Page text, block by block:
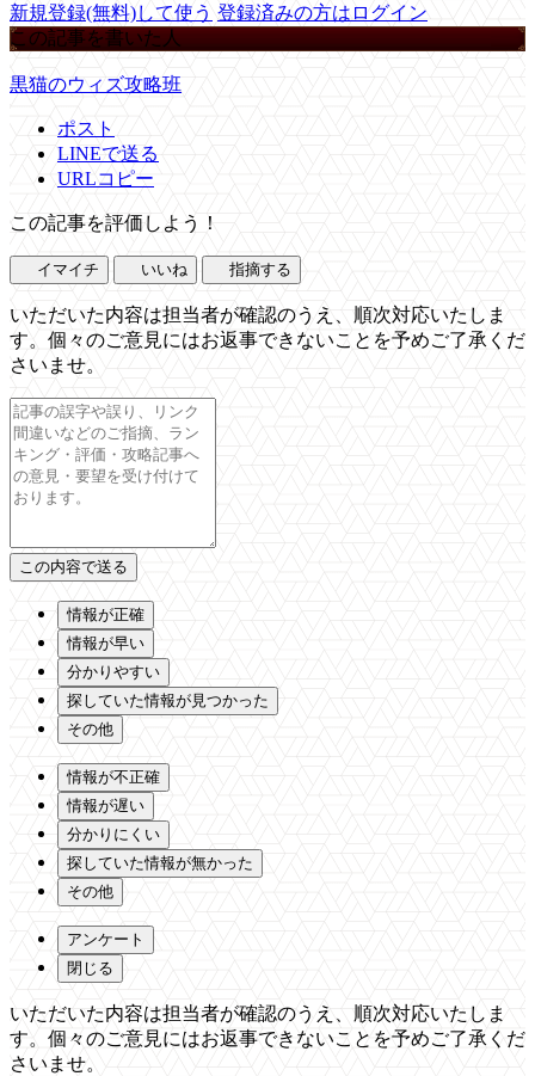
新規登録(無料)して使う 登録済みの方はログイン
この記事を書いた人
黒猫のウィズ攻略班
ポスト
LINEで送る
URLコピー
この記事を評価しよう！
イマイチ いいね 指摘する
いただいた内容は担当者が確認のうえ、順次対応いたしま
す。個々のご意見にはお返事できないことを予めご了承くだ
さいませ。
情報が正確
情報が早い
分かりやすい
探していた情報が見つかった
その他
情報が不正確
情報が遅い
分かりにくい
探していた情報が無かった
その他
アンケート
閉じる
いただいた内容は担当者が確認のうえ、順次対応いたしま
す。個々のご意見にはお返事できないことを予めご了承くだ
さいませ。